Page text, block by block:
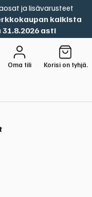
ja lisävarusteet
kaikista
asti
Oma tili Korisi on tyhjä.